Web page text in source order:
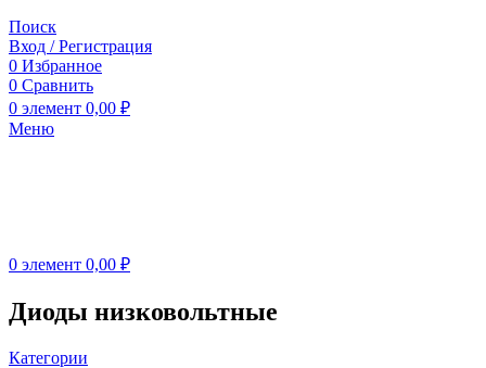
Поиск
Вход / Регистрация
0 Избранное
0 Сравнить
0 элемент 0,00 ₽
Меню
0 элемент 0,00 ₽
Диоды низковольтные
Категории